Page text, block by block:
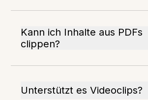
Kann ich Inhalte aus PDFs
clippen?
Unterstützt es Videoclips?